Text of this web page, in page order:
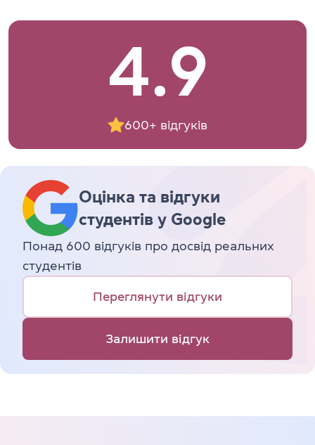
4.9
600+ відгуків
Оцінка та відгуки
студентів у Google
Понад 600 відгуків про досвід реальних
студентів
Переглянути відгуки
Залишити відгук